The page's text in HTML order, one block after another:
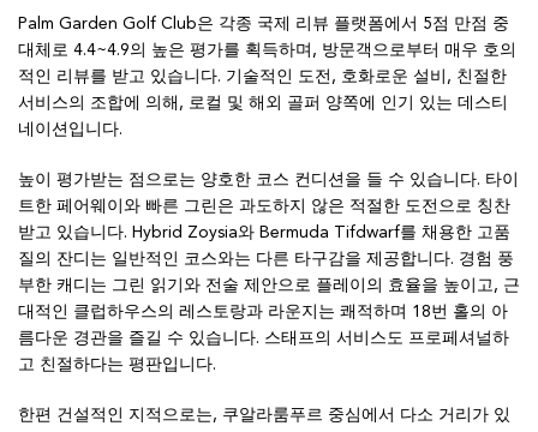
Palm Garden Golf Club은 각종 국제 리뷰 플랫폼에서 5점 만점 중
대체로 4.4~4.9의 높은 평가를 획득하며, 방문객으로부터 매우 호의
적인 리뷰를 받고 있습니다. 기술적인 도전, 호화로운 설비, 친절한
서비스의 조합에 의해, 로컬 및 해외 골퍼 양쪽에 인기 있는 데스티
네이션입니다.
높이 평가받는 점으로는 양호한 코스 컨디션을 들 수 있습니다. 타이
트한 페어웨이와 빠른 그린은 과도하지 않은 적절한 도전으로 칭찬
받고 있습니다. Hybrid Zoysia와 Bermuda Tifdwarf를 채용한 고품
질의 잔디는 일반적인 코스와는 다른 타구감을 제공합니다. 경험 풍
부한 캐디는 그린 읽기와 전술 제안으로 플레이의 효율을 높이고, 근
대적인 클럽하우스의 레스토랑과 라운지는 쾌적하며 18번 홀의 아
름다운 경관을 즐길 수 있습니다. 스태프의 서비스도 프로페셔널하
고 친절하다는 평판입니다.
한편 건설적인 지적으로는, 쿠알라룸푸르 중심에서 다소 거리가 있